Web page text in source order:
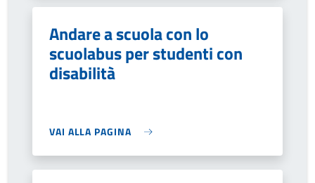
Andare a scuola con lo
scuolabus per studenti con
disabilità
VAI ALLA PAGINA